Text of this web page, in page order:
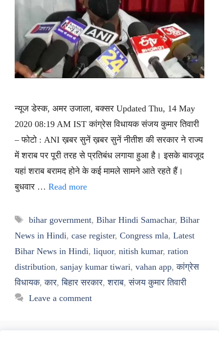
न्यूज डेस्क, अमर उजाला, बक्सर Updated Thu, 14 May
2020 08:19 AM IST कांग्रेस विधायक संजय कुमार तिवारी
– फोटो : ANI ख़बर सुनें ख़बर सुनें नीतीश की सरकार ने राज्य
में शराब पर पूरी तरह से प्रतिबंध लगाया हुआ है। इसके बावजूद
यहां शराब बरामद होने के कई मामले सामने आते रहते हैं।
बुधवार … Read more
Tags
bihar government, Bihar Hindi Samachar, Bihar
News in Hindi, case register, Congress mla, Latest
Bihar News in Hindi, liquor, nitish kumar, ration
distribution, sanjay kumar tiwari, vahan app,कांग्रेस
विधायक,कार,बिहार सरकार,शराब,संजय कुमार तिवारी
Leave a comment